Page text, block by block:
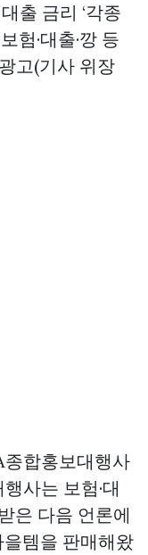
출 금리 ‘각종
험·대출·깡 등
고(기사 위장
합홍보대행사
사는 보험·대
은 다음 언론에
템을 판매해왔